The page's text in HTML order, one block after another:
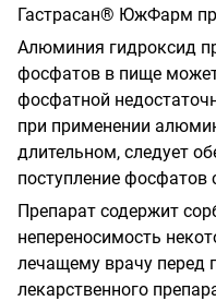
Гастрасан® ЮжФарм
Алюминия гидроксид
фосфатов в пище
фосфатной
при применении
длительном, следует
поступление фосфатов
Препарат содержит
непереносимость
лечащему врачу перед
лекарственного